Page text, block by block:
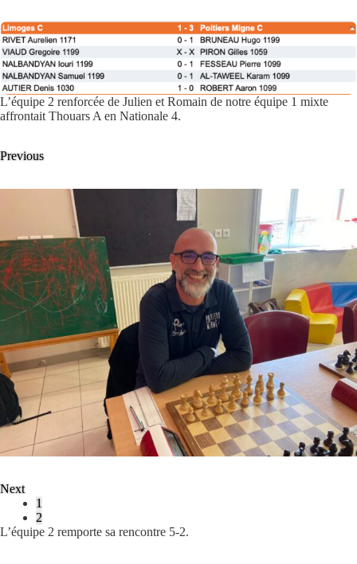
L’équipe 2 renforcée de Julien et Romain de notre équipe 1 mixte
affrontait Thouars A en Nationale 4.
Previous
Next
1
2
L’équipe 2 remporte sa rencontre 5-2.